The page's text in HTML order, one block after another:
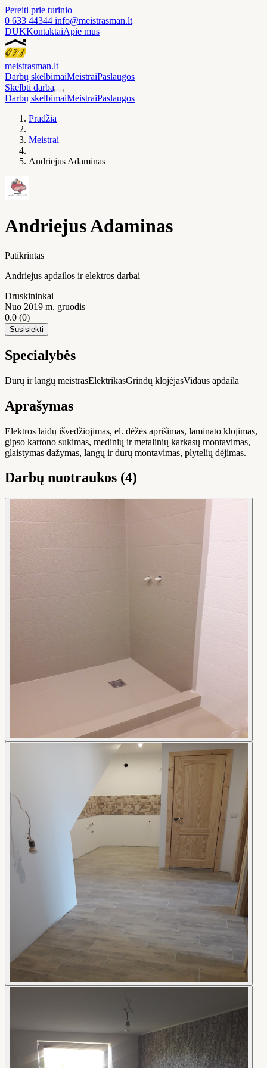
Pereiti prie turinio
0 633 44344 info@meistrasman.lt
DUKKontaktaiApie mus
meistrasman.lt
Darbų skelbimaiMeistraiPaslaugos
Skelbti darbą
Darbų skelbimaiMeistraiPaslaugos
Pradžia
Meistrai
Andriejus Adaminas
Andriejus Adaminas
Patikrintas
Andriejus apdailos ir elektros darbai
Druskininkai
Nuo 2019 m. gruodis
0.0 (0)
Susisiekti
Specialybės
Durų ir langų meistrasElektrikasGrindų klojėjasVidaus apdaila
Aprašymas
Elektros laidų išvedžiojimas, el. dėžės aprišimas, laminato klojimas,
gipso kartono sukimas, medinių ir metalinių karkasų montavimas,
glaistymas dažymas, langų ir durų montavimas, plytelių dėjimas.
Darbų nuotraukos (4)